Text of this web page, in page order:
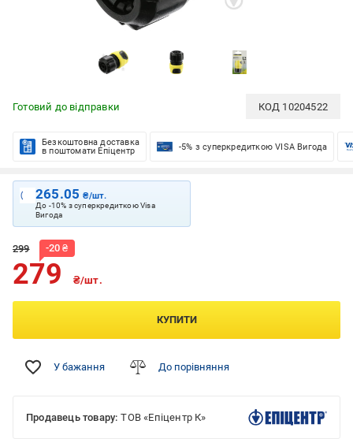
Готовий до відправки КОД 10204522
Безкоштовна доставка
в поштомати Епіцентр
-5% з суперкредиткою VISA Вигода
265.05₴/шт.
До -10% з суперкредиткою Visa
Вигода
299 -20 ₴
279 ₴/шт.
КУПИТИ
У бажання До порівняння
Продавець товару: ТОВ «Епіцентр К»